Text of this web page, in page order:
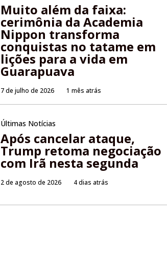
Muito além da faixa:
cerimônia da Academia
Nippon transforma
conquistas no tatame em
lições para a vida em
Guarapuava
7 de julho de 2026 1 mês atrás
Últimas Notícias
Após cancelar ataque,
Trump retoma negociação
com Irã nesta segunda
2 de agosto de 2026 4 dias atrás